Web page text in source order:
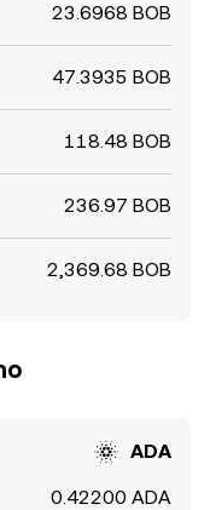
23.6968 BOB
47.3935 BOB
118.48 BOB
236.97 BOB
2,369.68 BOB
ADA
0.42200 ADA